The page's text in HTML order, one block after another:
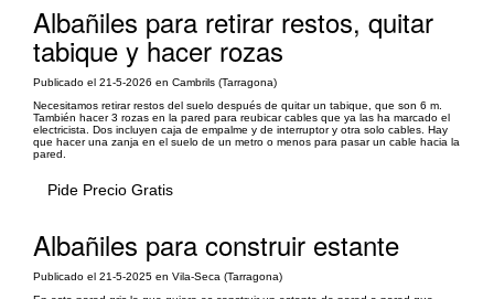
Albañiles para retirar restos, quitar
tabique y hacer rozas
Publicado el 21-5-2026 en Cambrils (Tarragona)
Necesitamos retirar restos del suelo después de quitar un tabique, que son 6 m.
También hacer 3 rozas en la pared para reubicar cables que ya las ha marcado el
electricista. Dos incluyen caja de empalme y de interruptor y otra solo cables. Hay
que hacer una zanja en el suelo de un metro o menos para pasar un cable hacia la
pared.
Pide Precio Gratis
Albañiles para construir estante
Publicado el 21-5-2025 en Vila-Seca (Tarragona)